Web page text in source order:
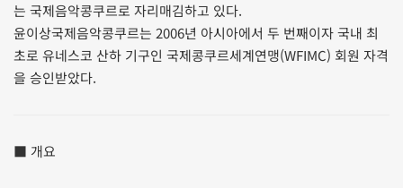
는 국제음악콩쿠르로 자리매김하고 있다.
윤이상국제음악콩쿠르는 2006년 아시아에서 두 번째이자 국내 최
초로 유네스코 산하 기구인 국제콩쿠르세계연맹(WFIMC) 회원 자격
을 승인받았다.
■ 개요